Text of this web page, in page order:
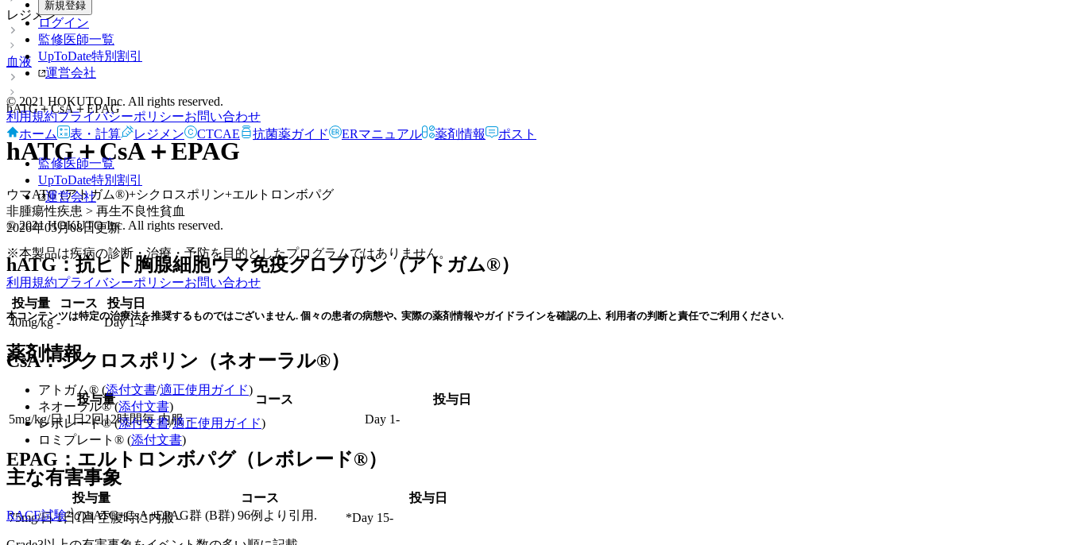
新規登録
ログイン
監修医師一覧
UpToDate特別割引
運営会社
© 2021 HOKUTO Inc. All rights reserved.
利用規約プライバシーポリシーお問い合わせ
ホーム
表・計算 レジメン CTCAE 抗菌薬ガイド ERマニュアル 薬剤情報 ポスト
監修医師一覧
UpToDate特別割引
運営会社
© 2021 HOKUTO Inc. All rights reserved.
※本製品は疾病の診断・治療・予防を目的としたプログラムではありません。
利用規約プライバシーポリシーお問い合わせ
本コンテンツは特定の治療法を推奨するものではございません. 個々の患者の病態や､ 実際の薬剤情報やガイドラインを確認の上､ 利用者の判断と責任でご利用ください.
薬剤情報
アトガム® (添付文書/適正使用ガイド)
ネオーラル® (添付文書)
レボレード® (添付文書/適正使用ガイド)
ロミプレート® (添付文書)
主な有害事象
RACE試験²⁾のhATG+CsA+EPAG群 (B群) 96例より引用.
レジメン
血液
hATG＋CsA＋EPAG
hATG＋CsA＋EPAG
ウマATG (アトガム®)+シクロスポリン+エルトロンボパグ
非腫瘍性疾患 > 再生不良性貧血
2026年05月08日更新
hATG：抗ヒト胸腺細胞ウマ免疫グロブリン（アトガム®）
投与量 コース
投与日
40mg/kg - Day 1-4
CsA：シクロスポリン（ネオーラル®）
投与量 コース
投与日
5mg/kg/日 1日2回12時間毎 内服 - Day 1-
EPAG：エルトロンボパグ（レボレード®）
投与量 コース
投与日
75mg/日 1日1回 空腹時に内服 - *Day 15-